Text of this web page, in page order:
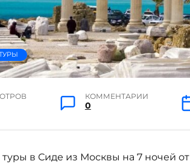
КОММЕНТАРИИ
0
в Сиде из Москвы на 7 ночей от